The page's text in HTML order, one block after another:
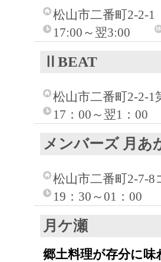
松山市二番町2-2-1
17:00～翌3:00
ⅡBEAT
松山市二番町2-2-1
17：00～翌1：00
メンバーズ 月あ
松山市二番町2-7-
19：30～01：00
月ケ瀬
郷土料理が存分に